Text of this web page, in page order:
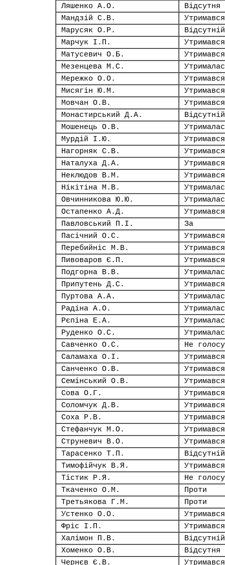
Ляшенко А.О.
Відсутня
Мандзій С.В.
Утримався
Марусяк О.Р.
Відсутній
Марчук І.П.
Утримався
Матусевич О.Б.
Утримався
Мезенцева М.С.
Мережко О.О.
Утримався
Мисягін Ю.М.
Утримався
Мовчан О.В.
Утримався
Монастирський Д.А.
Відсутній
Мошенець О.В.
Мурдій І.Ю.
Утримався
Нагорняк С.В.
Утримався
Наталуха Д.А.
Утримався
Неклюдов В.М.
Утримався
Нікітіна М.В.
Овчинникова Ю.Ю.
Остапенко А.Д.
Утримався
Павловський П.І.
За
Пасічний О.С.
Утримався
Перебийніс М.В.
Утримався
Пивоваров Є.П.
Утримався
Подгорна В.В.
Припутень Д.С.
Утримався
Пуртова А.А.
Радіна А.О.
Рєпіна Е.А.
Руденко О.С.
Савченко О.С.
Не
Саламаха О.І.
Утримався
Санченко О.В.
Утримався
Семінський О.В.
Утримався
Сова О.Г.
Утримався
Соломчук Д.В.
Утримався
Соха Р.В.
Утримався
Стефанчук М.О.
Утримався
Струневич В.О.
Утримався
Тарасенко Т.П.
Відсутній
Тимофійчук В.Я.
Утримався
Тістик Р.Я.
Не
Ткаченко О.М.
Проти
Третьякова Г.М.
Проти
Устенко О.О.
Утримався
Фріс І.П.
Утримався
Халімон П.В.
Відсутній
Хоменко О.В.
Відсутня
Чернєв Є.В.
Утримався